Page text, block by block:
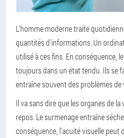
L'homme moderne traite
quantités d'informations. Un
utilisé à ces fins. En conséquence,
toujours dans un état tendu. Ils se
entraîne souvent des problèmes de
Il va sans dire que les organes de
repos. Le surmenage entraîne
conséquence, l'acuité visuelle peut